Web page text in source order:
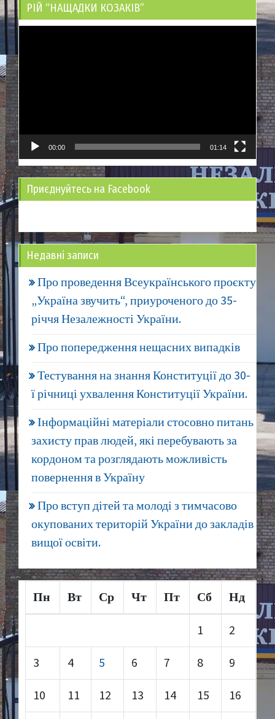
РІЙ “НАЩАДКИ КОЗАКІВ”
00:00 01:14
Приєднуйтесь на Facebook
Недавні записи
Про проведення Всеукраїнського проєкту
„Україна звучить“, приуроченого до 35-
річчя Незалежності України.
Про попередження нещасних випадків
Тестування на знання Конституції до 30-
ї річниці ухвалення Конституції України.
Інформаційні матеріали стосовно питань
захисту прав людей, які перебувають за
кордоном та розглядають можливість
повернення в Україну
Про вступ дітей та молоді з тимчасово
окупованих територій України до закладів
вищої освіти.
Пн Вт Ср Чт Пт Сб Нд
1 2
3 4 5 6 7 8 9
10 11 12 13 14 15 16